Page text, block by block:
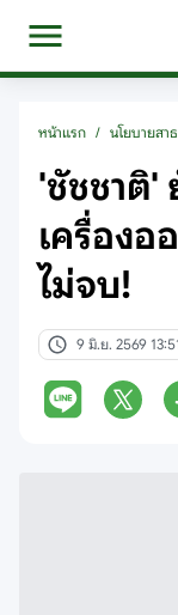
หน้าแรก / นโยบายสา
'ชัชชาติ'
เครื่องอ
ไม่จบ!
9 มิ.ย. 2569